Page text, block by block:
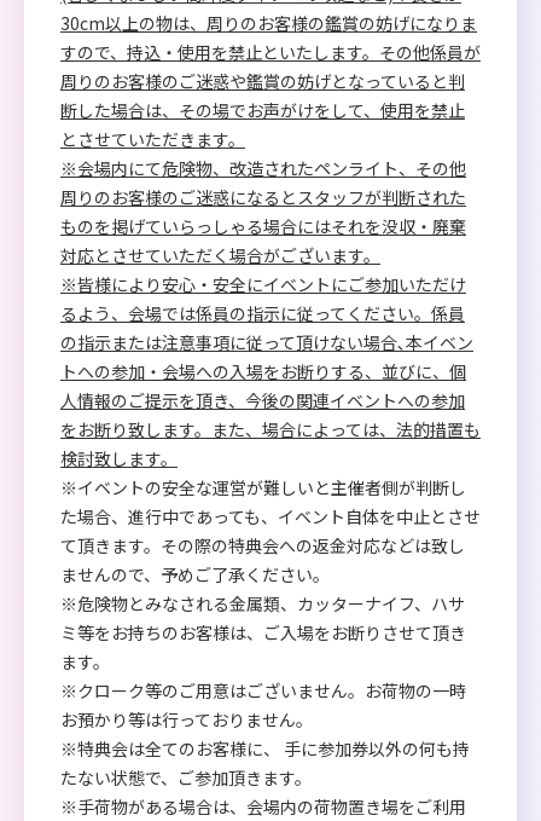
30cm以上の物は、周りのお客様の鑑賞の妨げになりま
すので、持込・使用を禁止といたします。その他係員が
周りのお客様のご迷惑や鑑賞の妨げとなっていると判
断した場合は、その場でお声がけをして、使用を禁止
とさせていただきます。
※会場内にて危険物、改造されたペンライト、その他
周りのお客様のご迷惑になるとスタッフが判断された
ものを掲げていらっしゃる場合にはそれを没収・廃棄
対応とさせていただく場合がございます。
※皆様により安心・安全にイベントにご参加いただけ
るよう、会場では係員の指示に従ってください。係員
の指示または注意事項に従って頂けない場合､本イベン
トへの参加・会場への入場をお断りする、並びに、個
人情報のご提示を頂き、今後の関連イベントへの参加
をお断り致します。また、場合によっては、法的措置も
検討致します。
※イベントの安全な運営が難しいと主催者側が判断し
た場合、進行中であっても、イベント自体を中止とさせ
て頂きます。その際の特典会への返金対応などは致し
ませんので、予めご了承ください。
※危険物とみなされる金属類、カッターナイフ、ハサ
ミ等をお持ちのお客様は、ご入場をお断りさせて頂き
ます。
※クローク等のご用意はございません。お荷物の一時
お預かり等は行っておりません。
※特典会は全てのお客様に、 手に参加券以外の何も持
たない状態で、ご参加頂きます。
※手荷物がある場合は、会場内の荷物置き場をご利用